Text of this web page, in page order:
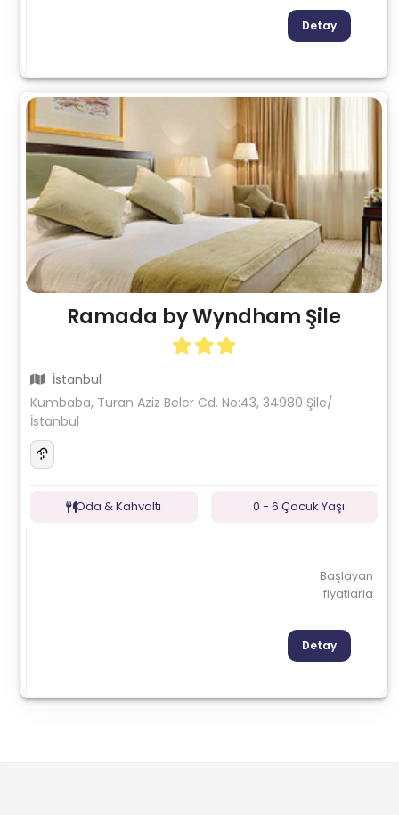
Detay
Ramada by Wyndham Şile
İstanbul
Kumbaba, Turan Aziz Beler Cd. No:43, 34980 Şile/
İstanbul
Oda & Kahvaltı 0 - 6 Çocuk Yaşı
Başlayan
fiyatlarla
Detay